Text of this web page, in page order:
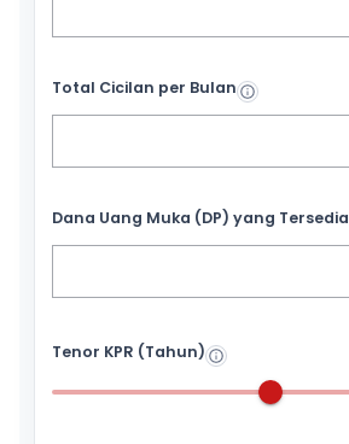
Total Cicilan per Bulan
Dana Uang Muka (DP) yang Tersedia
Tenor KPR (Tahun)